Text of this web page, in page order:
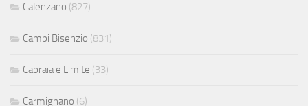
Calenzano (827)
Campi Bisenzio (831)
Capraia e Limite (33)
Carmignano (6)